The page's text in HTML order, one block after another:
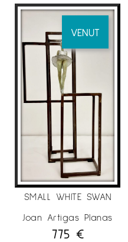
VENUT
SMALL WHITE SWAN
Joan Artigas Planas
775 €